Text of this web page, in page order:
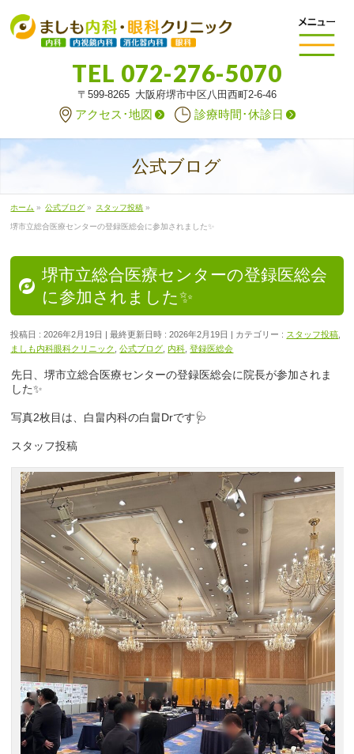
TEL 072-276-5070
〒599-8265 大阪府堺市中区八田西町2-6-46
アクセス･地図 診療時間･休診日
公式ブログ
ホーム » 公式ブログ » スタッフ投稿 »
堺市立総合医療センターの登録医総会に参加されました✨
堺市立総合医療センターの登録医総会
に参加されました✨
投稿日 : 2026年2月19日 最終更新日時 : 2026年2月19日 カテゴリー : スタッフ投稿
ましも内科眼科クリニック
,公式ブログ 内科 ,登録医総会
先日、堺市立総合医療センターの登録医総会に院長が参加されま
した✨
写真2枚目は、白畠内科の白畠Drです🩺
スタッフ投稿